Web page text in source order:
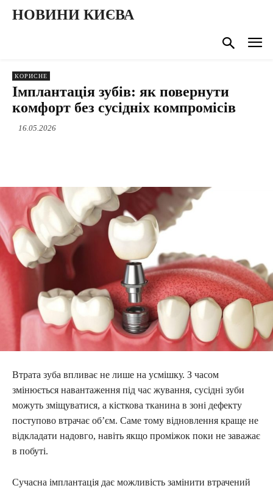
НОВИНИ КИЄВА
КОРИСНЕ
Імплантація зубів: як повернути
комфорт без сусідніх компромісів
16.05.2026
Втрата зуба впливає не лише на усмішку. З часом
змінюється навантаження під час жування, сусідні зуби
можуть зміщуватися, а кісткова тканина в зоні дефекту
поступово втрачає об’єм. Саме тому відновлення краще не
відкладати надовго, навіть якщо проміжок поки не заважає
в побуті.
Сучасна імплантація дає можливість замінити втрачений